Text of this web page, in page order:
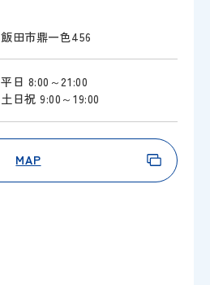
飯田市鼎一色456
平日 8:00～21:00
土日祝 9:00～19:00
MAP